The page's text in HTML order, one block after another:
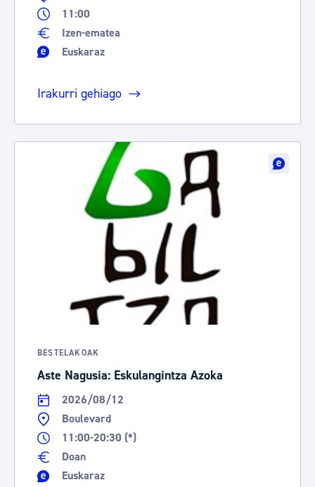
11:00
Izen-ematea
Euskaraz
Irakurri gehiago
BESTELAKOAK
Aste Nagusia: Eskulangintza Azoka
2026/08/12
Boulevard
11:00-20:30 (*)
Doan
Euskaraz